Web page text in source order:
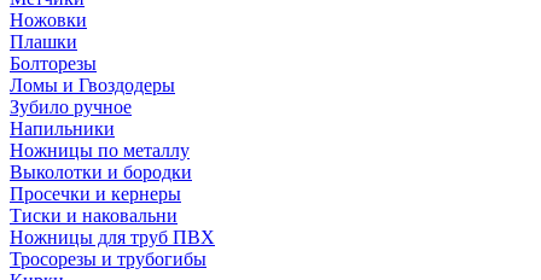
Ножовки
Плашки
Болторезы
Ломы и Гвоздодеры
Зубило ручное
Напильники
Ножницы по металлу
Выколотки и бородки
Просечки и кернеры
Тиски и наковальни
Ножницы для труб ПВХ
Тросорезы и трубогибы